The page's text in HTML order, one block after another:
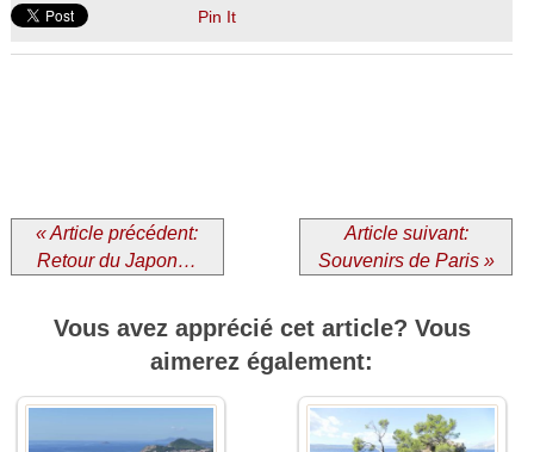
Pin It
« Article précédent:
Retour du Japon…
Article suivant:
Souvenirs de Paris »
Vous avez apprécié cet article? Vous
aimerez également: